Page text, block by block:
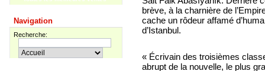
55,00 €
Pir Sultan Abdal
16,00 €
Navigation
Recherche:
brève, à la charnière de
cache un rôdeur affamé
d’Istanbul.
« Écrivain des troisièmes
abrupt de la nouvelle, le plus